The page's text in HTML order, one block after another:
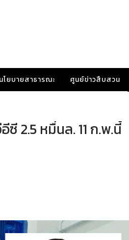
โยบายสาธารณะ ศูนย์ข่าวสืบสวน
2.5 หมื่นล. 11 ก.พ.นี้